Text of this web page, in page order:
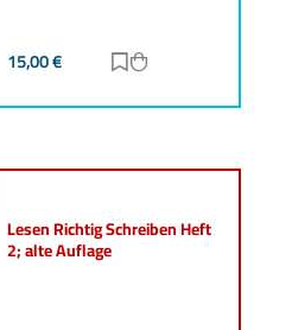
15,00€ Zur Merkliste
Lesen Richtig Schreiben Heft
2; alte Auflage